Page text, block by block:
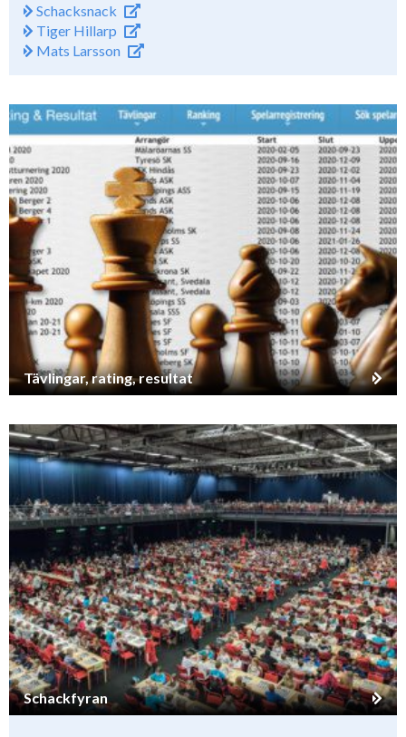
Schacksnack
Tiger Hillarp
Mats Larsson
Tävlingar, rating, resultat
Schackfyran